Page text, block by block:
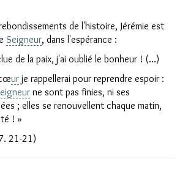
de l'histoire, Jérémie est
Seigneur, dans l'espérance :
de la paix, j'ai oublié le bonheur ! (...)
ur je rappellerai pour reprendre espoir :
ne sont pas finies, ni ses
; elles se renouvellent chaque matin,
! »
21-21)